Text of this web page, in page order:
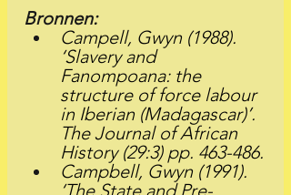
Bronnen:
Campell, Gwyn (1988).
‘Slavery and
Fanompoana: the
structure of force labour
in Iberian (Madagascar)’.
The Journal of African
History (29:3) pp. 463-486.
Campbell, Gwyn (1991).
‘The State and Pre-